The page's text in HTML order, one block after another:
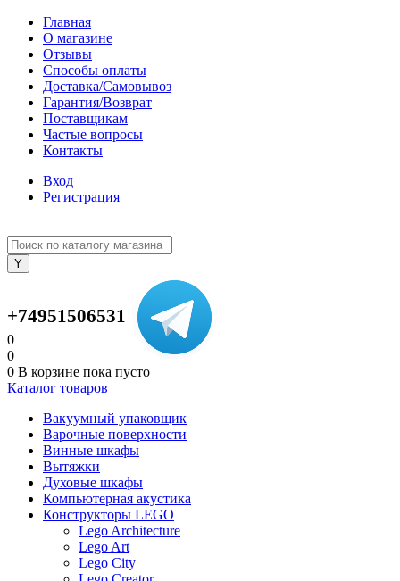
Главная
О магазине
Отзывы
Способы оплаты
Доставка/Самовывоз
Гарантия/Возврат
Поставщикам
Частые вопросы
Контакты
Вход
Регистрация
+74951506531
0
0
0 В корзине пока пусто
Каталог товаров
Вакуумный упаковщик
Варочные поверхности
Винные шкафы
Вытяжки
Духовые шкафы
Компьютерная акустика
Конструкторы LEGO
Lego Architecture
Lego Art
Lego City